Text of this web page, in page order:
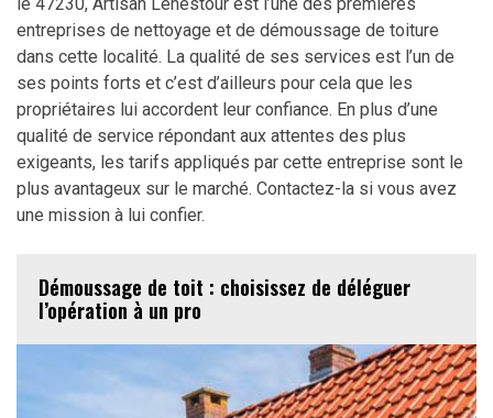
entreprises de nettoyage et de démoussage de toiture
dans cette localité. La qualité de ses services est l’un de
ses points forts et c’est d’ailleurs pour cela que les
propriétaires lui accordent leur confiance. En plus d’une
qualité de service répondant aux attentes des plus
exigeants, les tarifs appliqués par cette entreprise sont le
plus avantageux sur le marché. Contactez-la si vous avez
une mission à lui confier.
Démoussage de toit : choisissez de déléguer
l’opération à un pro